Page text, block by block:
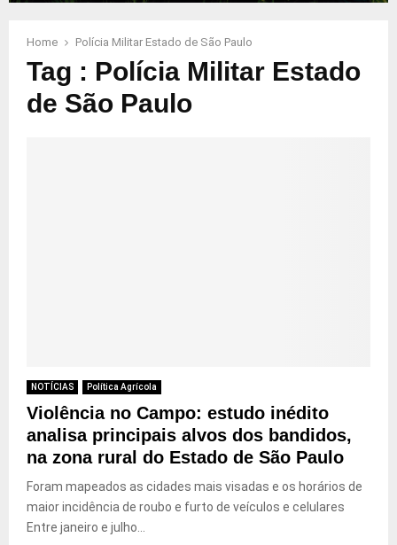
Home Polícia Militar Estado de São Paulo
Tag : Polícia Militar Estado
de São Paulo
NOTÍCIAS Política Agrícola
Violência no Campo: estudo inédito
analisa principais alvos dos bandidos,
na zona rural do Estado de São Paulo
Foram mapeados as cidades mais visadas e os horários de
maior incidência de roubo e furto de veículos e celulares
Entre janeiro e julho...